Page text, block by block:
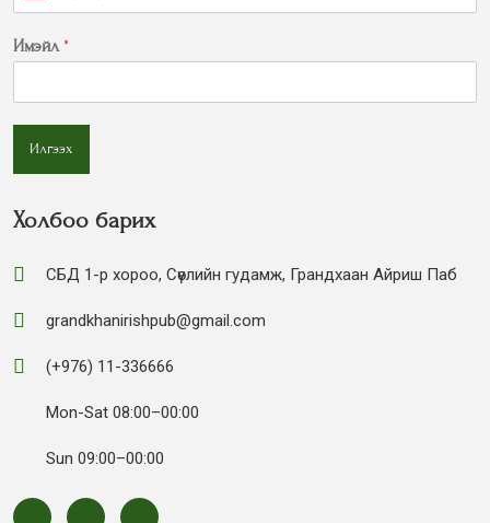
Имэйл *
Илгээх
Холбоо барих
СБД 1-р хороо, Сөүлийн гудамж, Грандхаан Айриш Паб
grandkhanirishpub@gmail.com
(+976) 11-336666
Mon-Sat 08:00–00:00
Sun 09:00–00:00